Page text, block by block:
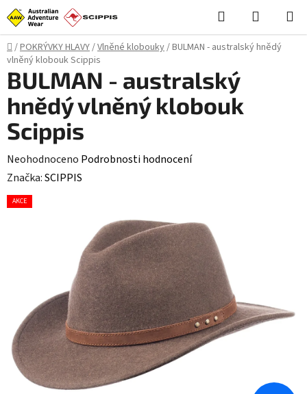
Přejít
na
obsah
Hledat
KOŠÍK
Domů
/POKRÝVKY HLAVY/Vlněné klobouky/BULMAN - australský hnědý
vlněný klobouk Scippis
BULMAN - australský
hnědý vlněný klobouk
Scippis
Průměrné
hodnocení
produktu
Neohodnoceno Podrobnosti hodnocení
Značka:SCIPPIS
AKCE